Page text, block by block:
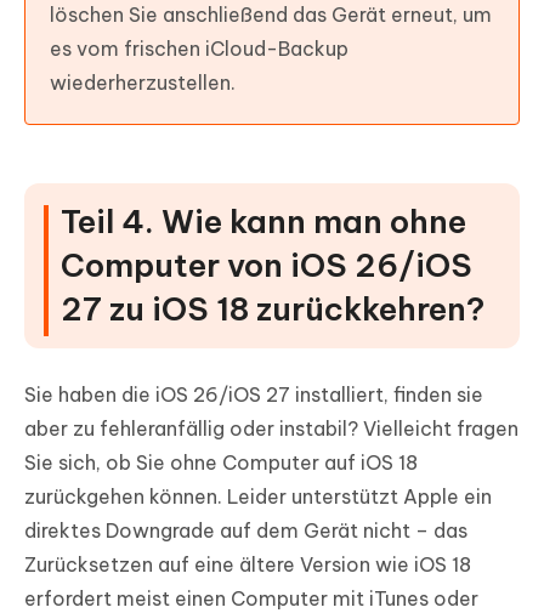
löschen Sie anschließend das Gerät erneut, um
es vom frischen iCloud-Backup
wiederherzustellen.
Teil 4. Wie kann man ohne
Computer von iOS 26/iOS
27 zu iOS 18 zurückkehren?
Sie haben die iOS 26/iOS 27 installiert, finden sie
aber zu fehleranfällig oder instabil? Vielleicht fragen
Sie sich, ob Sie ohne Computer auf iOS 18
zurückgehen können. Leider unterstützt Apple ein
direktes Downgrade auf dem Gerät nicht – das
Zurücksetzen auf eine ältere Version wie iOS 18
erfordert meist einen Computer mit iTunes oder